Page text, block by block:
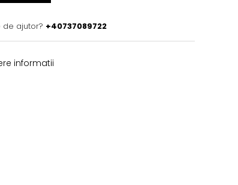
de ajutor? +40737089722
informatii